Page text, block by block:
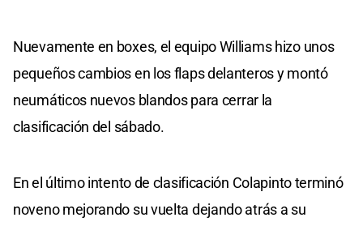
Nuevamente en boxes, el equipo Williams hizo unos
pequeños cambios en los flaps delanteros y montó
neumáticos nuevos blandos para cerrar la
clasificación del sábado.
En el último intento de clasificación Colapinto terminó
noveno mejorando su vuelta dejando atrás a su